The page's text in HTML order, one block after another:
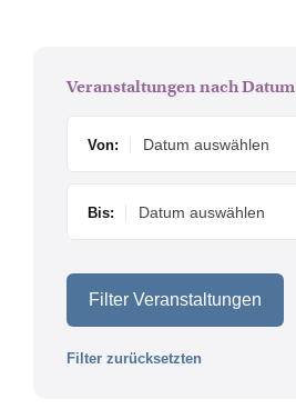
Veranstaltungen nach Datum
Von:
Bis:
Filter Veranstaltungen
Filter zurücksetzten